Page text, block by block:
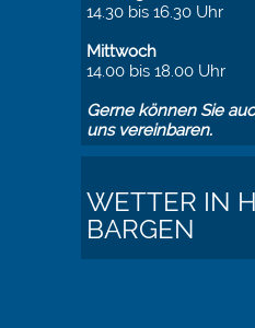
14.30 bis 16.30 Uhr
Mittwoch
14.00 bis 18.00 Uhr
Gerne können Sie
uns vereinbaren.
WETTER IN
BARGEN